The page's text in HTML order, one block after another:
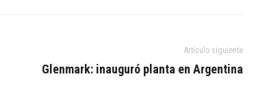
Artículo siguiente
Glenmark: inauguró planta en Argentina